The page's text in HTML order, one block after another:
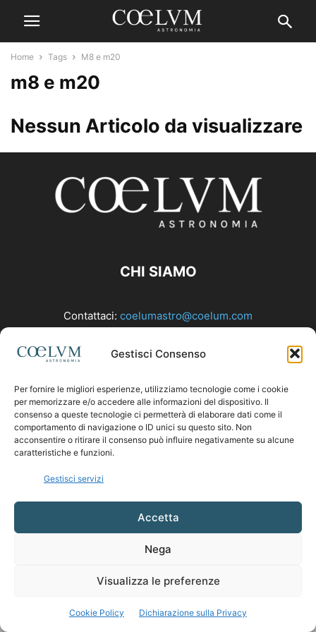
Gestisci Consenso
Per fornire le migliori esperienze, utilizziamo tecnologie come i cookie
per memorizzare e/o accedere alle informazioni del dispositivo. Il
consenso a queste tecnologie ci permetterà di elaborare dati come il
comportamento di navigazione o ID unici su questo sito. Non
acconsentire o ritirare il consenso può influire negativamente su alcune
caratteristiche e funzioni.
Gestisci servizi
Accetta
Nega
Visualizza le preferenze
Cookie Policy Dichiarazione sulla Privacy
Home Tags M8 e m20
m8 e m20
Nessun Articolo da visualizzare
CHI SIAMO
Contattaci: coelumastro@coelum.com
SEGUICI